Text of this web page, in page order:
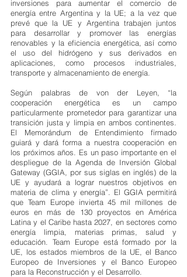
inversiones para aumentar el comercio de
energía entre Argentina y la UE; a la vez que
prevé que la UE y Argentina trabajen juntos
para desarrollar y promover las energías
renovables y la eficiencia energética, así como
el uso del hidrógeno y sus derivados en
aplicaciones, como procesos industriales,
transporte y almacenamiento de energía.
Según palabras de von der Leyen, “la
cooperación energética es un campo
particularmente prometedor para garantizar una
transición justa y limpia en ambos continentes.
El Memorándum de Entendimiento firmado
guiará y dará forma a nuestra cooperación en
los próximos años. Es un paso importante en el
despliegue de la Agenda de Inversión Global
Gateway (GGIA, por sus siglas en inglés) de la
UE y ayudará a lograr nuestros objetivos en
materia de clima y energía”. El GGIA permitirá
que Team Europe invierta 45 mil millones de
euros en más de 130 proyectos en América
Latina y el Caribe hasta 2027, en sectores como
energía limpia, materias primas, salud y
educación. Team Europe está formado por la
UE, los estados miembros de la UE, el Banco
Europeo de Inversiones y el Banco Europeo
para la Reconstrucción y el Desarrollo.